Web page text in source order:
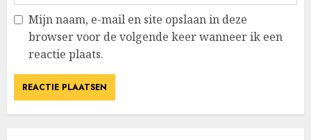
Mijn naam, e-mail en site opslaan in deze
browser voor de volgende keer wanneer ik een
reactie plaats.